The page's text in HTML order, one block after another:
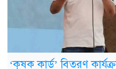
‘কৃষক কার্ড’ বিতরণ